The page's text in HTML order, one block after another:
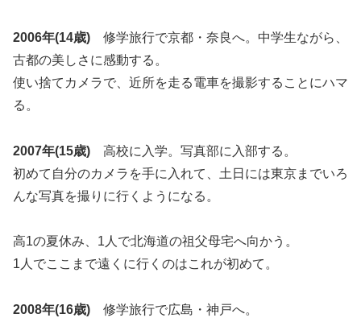
2006年(14歳) 修学旅行で京都・奈良へ。中学生ながら、
古都の美しさに感動する。
使い捨てカメラで、近所を走る電車を撮影することにハマ
る。
2007年(15歳) 高校に入学。写真部に入部する。
初めて自分のカメラを手に入れて、土日には東京までいろ
んな写真を撮りに行くようになる。
高1の夏休み、1人で北海道の祖父母宅へ向かう。
1人でここまで遠くに行くのはこれが初めて。
2008年(16歳) 修学旅行で広島・神戸へ。